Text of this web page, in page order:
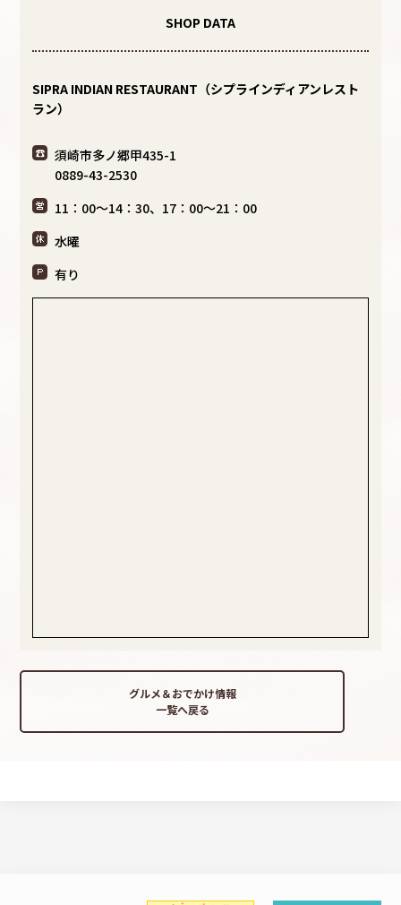
SHOP DATA
SIPRA INDIAN RESTAURANT（シプラインディアンレスト
ラン）
須崎市多ノ郷甲435-1
0889-43-2530
11：00～14：30、17：00～21：00
水曜
有り
グルメ＆おでかけ情報
一覧へ戻る